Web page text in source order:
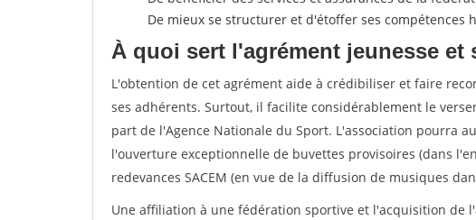
De mieux se structurer et d'étoffer ses compétences
À quoi sert l'agrément jeunesse et
L'obtention de cet agrément aide à crédibiliser et faire
ses adhérents. Surtout, il facilite considérablement le
part de l'Agence Nationale du Sport. L'association pourra
l'ouverture exceptionnelle de buvettes provisoires (dans
redevances SACEM (en vue de la diffusion de musiques
Une affiliation à une fédération sportive et l'acquisition de